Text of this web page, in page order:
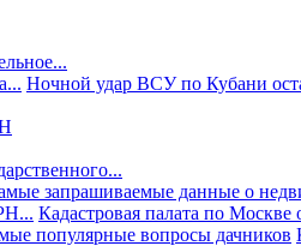
Ночной удар ВСУ по Кубани
запрашиваемые данные о
Кадастровая палата по
популярные вопросы дачников